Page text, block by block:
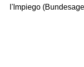
l'Impiego